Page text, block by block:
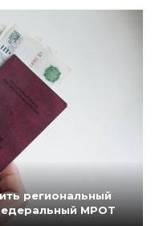
региональный
МРОТ